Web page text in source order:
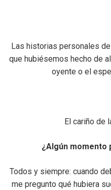
Las historias personales
que hubiésemos hecho de
oyente o el
El cariño de
¿Algún momento
Todos y siempre: cuando
me pregunto qué hubiera